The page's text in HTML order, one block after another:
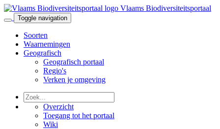
Vlaams Biodiversiteitsportaal
Toggle navigation
Soorten
Waarnemingen
Geografisch
Geografisch portaal
Regio's
Verken je omgeving
Overzicht
Toegang tot het portaal
Wiki